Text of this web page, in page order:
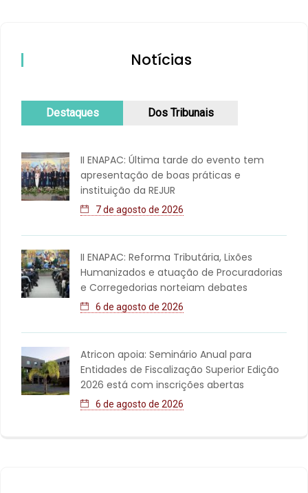
Notícias
Destaques Dos Tribunais
II ENAPAC: Última tarde do evento tem
apresentação de boas práticas e
instituição da REJUR
7 de agosto de 2026
II ENAPAC: Reforma Tributária, Lixões
Humanizados e atuação de Procuradorias
e Corregedorias norteiam debates
6 de agosto de 2026
Atricon apoia: Seminário Anual para
Entidades de Fiscalização Superior Edição
2026 está com inscrições abertas
6 de agosto de 2026